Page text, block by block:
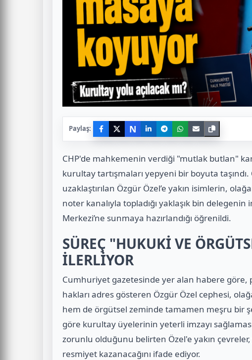
Paylaş: N
CHP'de mahkemenin verdiği "mutlak butlan"
kurultay tartışmaları yepyeni bir boyuta
uzaklaştırılan Özgür Özel’e yakın isimlerin,
noter kanalıyla topladığı yaklaşık bin delegenin
Merkezi’ne sunmaya hazırlandığı öğrenildi.
SÜREÇ "HUKUKİ VE
İLERLİYOR
Cumhuriyet gazetesinde yer alan habere göre,
hakları adres gösteren Özgür Özel cephesi,
hem de örgütsel zeminde tamamen meşru bir
göre kurultay üyelerinin yeterli imzayı
zorunlu olduğunu belirten Özel'e yakın
resmiyet kazanacağını ifade ediyor.